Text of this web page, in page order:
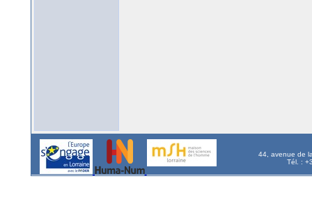
44, avenue de
Tél. :